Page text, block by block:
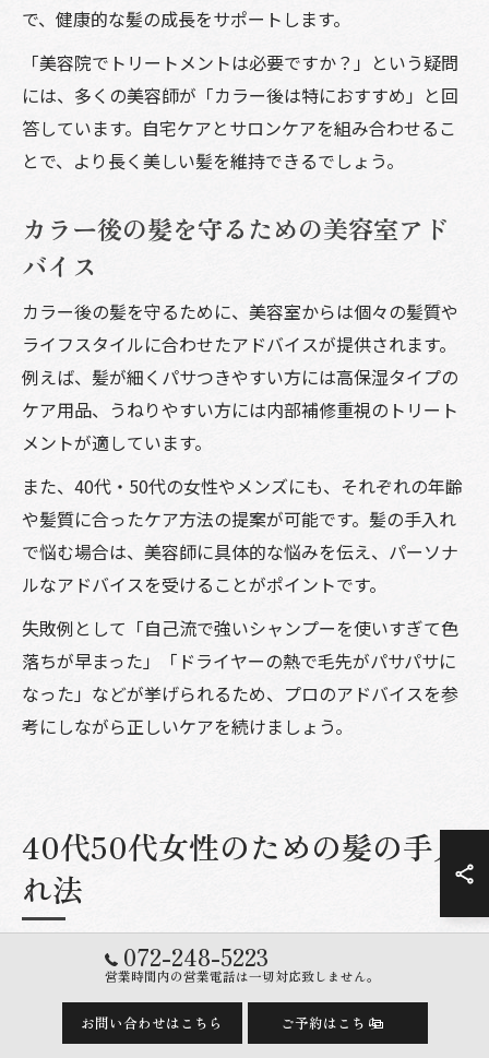
で、健康的な髪の成長をサポートします。
「美容院でトリートメントは必要ですか？」という疑問
には、多くの美容師が「カラー後は特におすすめ」と回
答しています。自宅ケアとサロンケアを組み合わせるこ
とで、より長く美しい髪を維持できるでしょう。
カラー後の髪を守るための美容室アド
バイス
カラー後の髪を守るために、美容室からは個々の髪質や
ライフスタイルに合わせたアドバイスが提供されます。
例えば、髪が細くパサつきやすい方には高保湿タイプの
ケア用品、うねりやすい方には内部補修重視のトリート
メントが適しています。
また、40代・50代の女性やメンズにも、それぞれの年齢
や髪質に合ったケア方法の提案が可能です。髪の手入れ
で悩む場合は、美容師に具体的な悩みを伝え、パーソナ
ルなアドバイスを受けることがポイントです。
失敗例として「自己流で強いシャンプーを使いすぎて色
落ちが早まった」「ドライヤーの熱で毛先がパサパサに
なった」などが挙げられるため、プロのアドバイスを参
考にしながら正しいケアを続けましょう。
40代50代女性のための髪の手入
れ法
美容室で実感する40代の髪の手入れポ
イント
40代になると、髪のパサつきやうねり、ボリュームダウ
072-248-5223
営業時間内の営業電話は一切対応致しません。
お問い合わせはこちら ご予約はこちら